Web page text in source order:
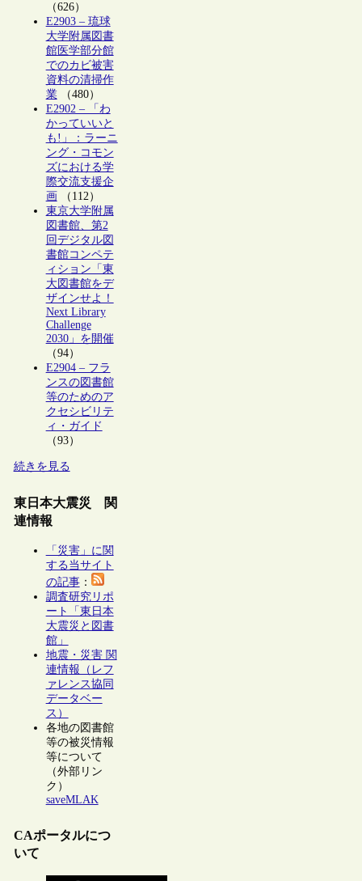
（626）
E2903 – 琉球
大学附属図書
館医学部分館
でのカビ被害
資料の清掃作
業（480）
E2902 – 「わ
かっていいと
も!」：ラーニ
ング・コモン
ズにおける学
際交流支援企
画 （112）
東京大学附属
図書館、第2
回デジタル図
書館コンペテ
ィション「東
大図書館をデ
ザインせよ！
Next Library
Challenge
2030」を開催
（94）
E2904 – フラ
ンスの図書館
等のためのア
クセシビリテ
ィ・ガイド
（93）
続きを見る
東日本大震災 関
連情報
「災害」に関
する当サイト
の記事：
調査研究リポ
ート「東日本
大震災と図書
館」
地震・災害 関
連情報（レフ
ァレンス協同
データベー
ス）
各地の図書館
等の被災情報
等について
（外部リン
ク）
saveMLAK
CAポータルにつ
いて